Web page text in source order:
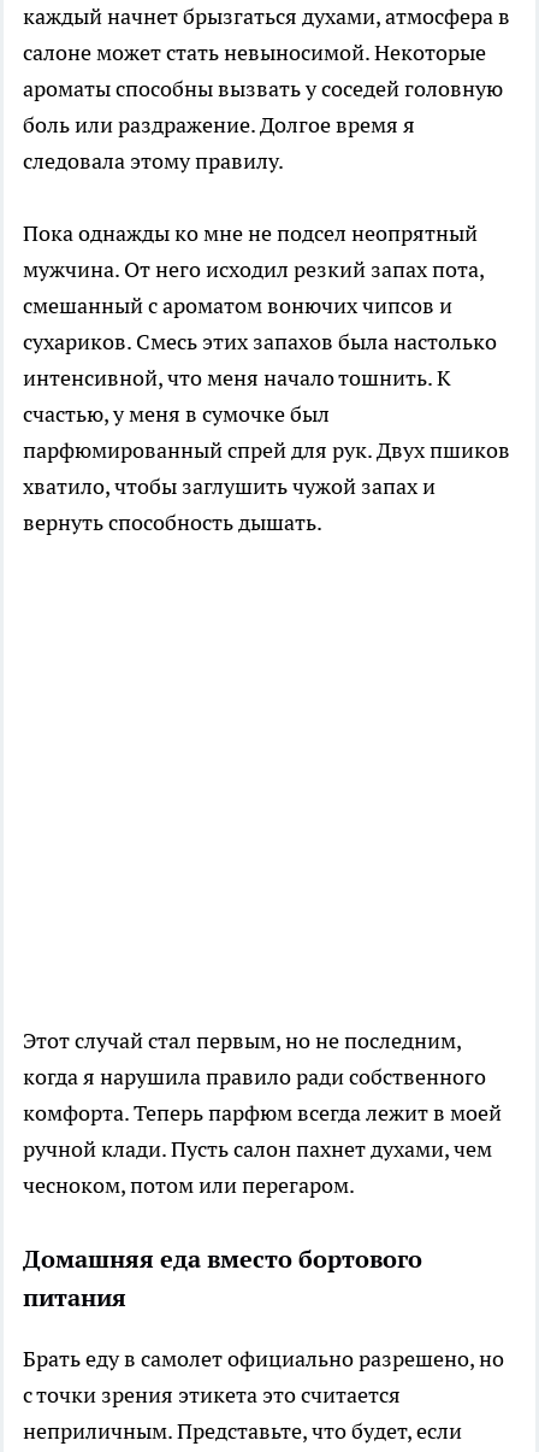
каждый начнет брызгаться духами, атмосфера в
салоне может стать невыносимой. Некоторые
ароматы способны вызвать у соседей головную
боль или раздражение. Долгое время я
следовала этому правилу.
Пока однажды ко мне не подсел неопрятный
мужчина. От него исходил резкий запах пота,
смешанный с ароматом вонючих чипсов и
сухариков. Смесь этих запахов была настолько
интенсивной, что меня начало тошнить. К
счастью, у меня в сумочке был
парфюмированный спрей для рук. Двух пшиков
хватило, чтобы заглушить чужой запах и
вернуть способность дышать.
Этот случай стал первым, но не последним,
когда я нарушила правило ради собственного
комфорта. Теперь парфюм всегда лежит в моей
ручной клади. Пусть салон пахнет духами, чем
чесноком, потом или перегаром.
Домашняя еда вместо бортового
питания
Брать еду в самолет официально разрешено, но
с точки зрения этикета это считается
неприличным. Представьте, что будет, если